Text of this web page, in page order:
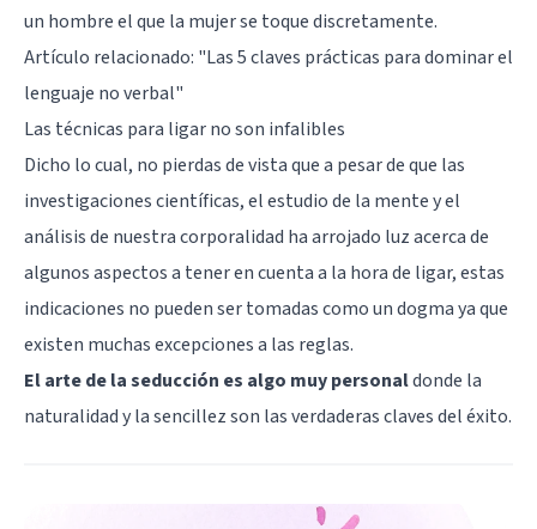
un hombre el que la mujer se toque discretamente.
Artículo relacionado: "Las 5 claves prácticas para dominar el
lenguaje no verbal"
Las técnicas para ligar no son infalibles
Dicho lo cual, no pierdas de vista que a pesar de que las
investigaciones científicas, el estudio de la mente y el
análisis de nuestra corporalidad ha arrojado luz acerca de
algunos aspectos a tener en cuenta a la hora de ligar, estas
indicaciones no pueden ser tomadas como un dogma ya que
existen muchas excepciones a las reglas.
El arte de la seducción es algo muy personaldonde la
naturalidad y la sencillez son las verdaderas claves del éxito.